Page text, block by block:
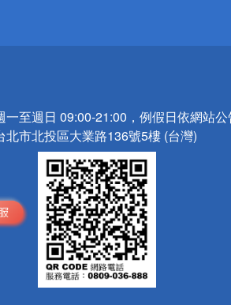
一至週日 09:00-21:00，例假日依網站
北市北投區大業路136號5樓 (台灣)